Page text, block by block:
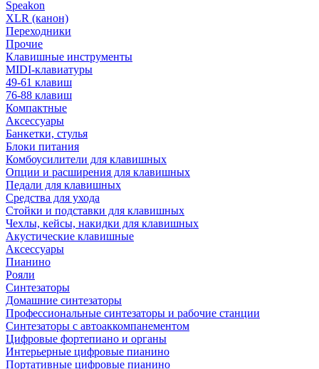
Speakon
XLR (канон)
Переходники
Прочие
Клавишные инструменты
MIDI-клавиатуры
49-61 клавиш
76-88 клавиш
Компактные
Аксессуары
Банкетки, стулья
Блоки питания
Комбоусилители для клавишных
Опции и расширения для клавишных
Педали для клавишных
Средства для ухода
Стойки и подставки для клавишных
Чехлы, кейсы, накидки для клавишных
Акустические клавишные
Аксессуары
Пианино
Рояли
Синтезаторы
Домашние синтезаторы
Профессиональные синтезаторы и рабочие станции
Синтезаторы с автоаккомпанементом
Цифровые фортепиано и органы
Интерьерные цифровые пианино
Портативные цифровые пианино